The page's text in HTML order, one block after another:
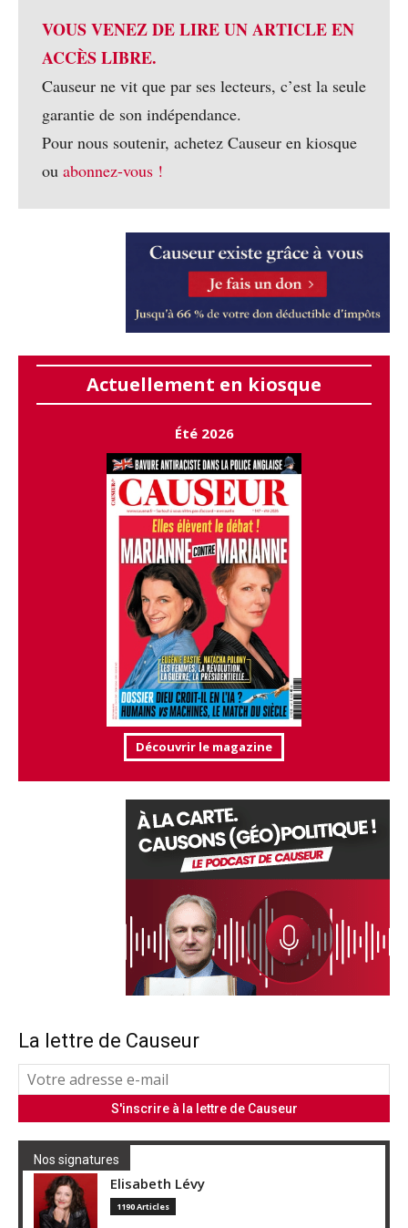
VOUS VENEZ DE LIRE UN ARTICLE EN
ACCÈS LIBRE.
Causeur ne vit que par ses lecteurs, c’est la seule
garantie de son indépendance.
Pour nous soutenir, achetez Causeur en kiosque
ou abonnez-vous !
Actuellement en kiosque
Été 2026
Découvrir le magazine
La lettre de Causeur
Nos signatures
Elisabeth Lévy
1190 Articles